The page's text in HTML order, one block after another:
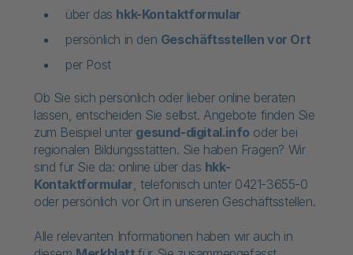
über das hkk-Kontaktformular
persönlich in den Geschäftsstellen vor Ort
per Post
Ob Sie sich persönlich oder lieber online beraten
lassen, entscheiden Sie selbst. Angebote finden Sie
zum Beispiel unter gesund-digital.infooder bei
regionalen Bildungsstätten. Sie haben Fragen? Wir
sind für Sie da: online über das hkk-
Kontaktformular, telefonisch unter 0421-3655-0
oder persönlich vor Ort in unseren Geschäftsstellen.
Alle relevanten Informationen haben wir auch in